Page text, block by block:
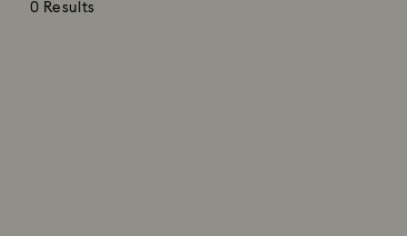
0 Results